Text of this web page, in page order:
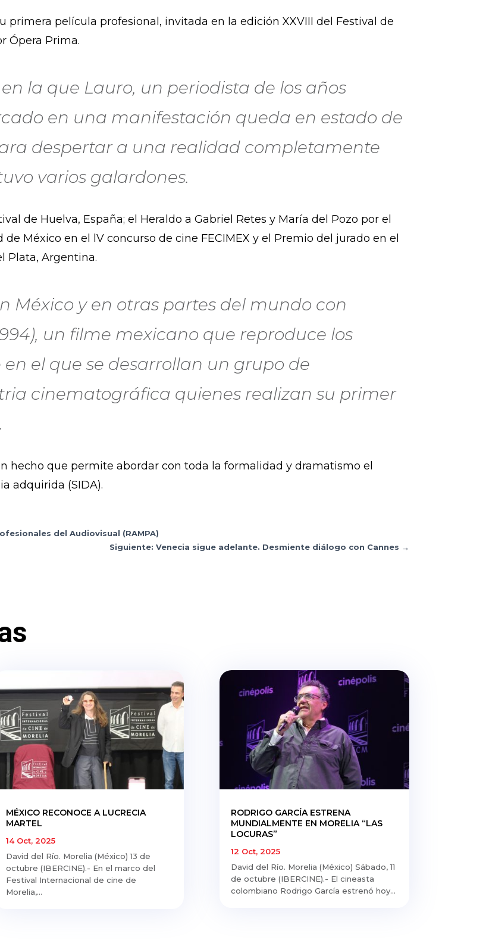
primera película profesional, invitada en la edición XXVIII del Festival de
Ópera Prima.
la que Lauro, un periodista de los años
en una manifestación queda en estado de
despertar a una realidad completamente
varios galardones.
de Huelva, España; el Heraldo a Gabriel Retes y María del Pozo por el
México en el lV concurso de cine FECIMEX y el Premio del jurado en el
Plata, Argentina.
México y en otras partes del mundo con
un filme mexicano que reproduce los
el que se desarrollan un grupo de
cinematográfica quienes realizan su primer
hecho que permite abordar con toda la formalidad y dramatismo el
adquirida (SIDA).
del Audiovisual (RAMPA)
Siguiente: Venecia sigue adelante. Desmiente diálogo con Cannes →
MÉXICO RECONOCE A LUCRECIA
MARTEL
14 Oct, 2025
David del Río. Morelia (México) 13 de
octubre (IBERCINE).- En el marco del
Festival Internacional de cine de
Morelia,...
RODRIGO GARCÍA ESTRENA
MUNDIALMENTE EN MORELIA “LAS
LOCURAS”
12 Oct, 2025
David del Río. Morelia (México) Sábado, 11
de octubre (IBERCINE).- El cineasta
colombiano Rodrigo García estrenó hoy...